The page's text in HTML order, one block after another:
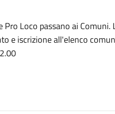
Loco passano ai Comuni.
e iscrizione all'elenco